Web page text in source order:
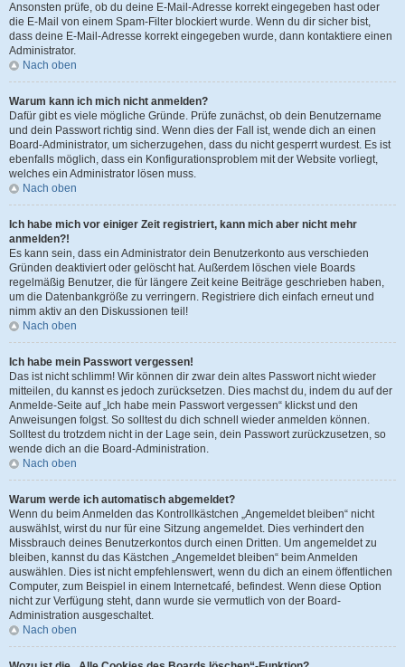
Ansonsten prüfe, ob du deine E-Mail-Adresse korrekt eingegeben hast oder
die E-Mail von einem Spam-Filter blockiert wurde. Wenn du dir sicher bist,
dass deine E-Mail-Adresse korrekt eingegeben wurde, dann kontaktiere einen
Administrator.
Nach oben
Warum kann ich mich nicht anmelden?
Dafür gibt es viele mögliche Gründe. Prüfe zunächst, ob dein Benutzername
und dein Passwort richtig sind. Wenn dies der Fall ist, wende dich an einen
Board-Administrator, um sicherzugehen, dass du nicht gesperrt wurdest. Es ist
ebenfalls möglich, dass ein Konfigurationsproblem mit der Website vorliegt,
welches ein Administrator lösen muss.
Nach oben
Ich habe mich vor einiger Zeit registriert, kann mich aber nicht mehr
anmelden?!
Es kann sein, dass ein Administrator dein Benutzerkonto aus verschieden
Gründen deaktiviert oder gelöscht hat. Außerdem löschen viele Boards
regelmäßig Benutzer, die für längere Zeit keine Beiträge geschrieben haben,
um die Datenbankgröße zu verringern. Registriere dich einfach erneut und
nimm aktiv an den Diskussionen teil!
Nach oben
Ich habe mein Passwort vergessen!
Das ist nicht schlimm! Wir können dir zwar dein altes Passwort nicht wieder
mitteilen, du kannst es jedoch zurücksetzen. Dies machst du, indem du auf der
Anmelde-Seite auf „Ich habe mein Passwort vergessen“ klickst und den
Anweisungen folgst. So solltest du dich schnell wieder anmelden können.
Solltest du trotzdem nicht in der Lage sein, dein Passwort zurückzusetzen, so
wende dich an die Board-Administration.
Nach oben
Warum werde ich automatisch abgemeldet?
Wenn du beim Anmelden das Kontrollkästchen „Angemeldet bleiben“ nicht
auswählst, wirst du nur für eine Sitzung angemeldet. Dies verhindert den
Missbrauch deines Benutzerkontos durch einen Dritten. Um angemeldet zu
bleiben, kannst du das Kästchen „Angemeldet bleiben“ beim Anmelden
auswählen. Dies ist nicht empfehlenswert, wenn du dich an einem öffentlichen
Computer, zum Beispiel in einem Internetcafé, befindest. Wenn diese Option
nicht zur Verfügung steht, dann wurde sie vermutlich von der Board-
Administration ausgeschaltet.
Nach oben